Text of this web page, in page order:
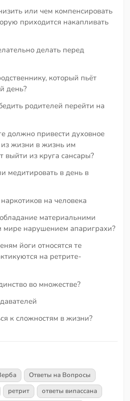
или чем компенсировать
приходится накапливать
делать перед
который пьёт
день?
родителей перейти на
должно привести духовное
из жизни в жизнь им
выйти из круга сансары?
медитировать в день в
на человека
материальними
мире нарушением апариграхи?
йоги относятся те
на ретрите-
во множестве?
к сложностям в жизни?
Ответы на Вопросы
ретрит ответы випассана